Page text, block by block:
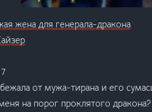
жена для генерала-дракона
7
от мужа-тирана и его
на порог проклятого